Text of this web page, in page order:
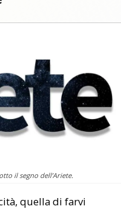
il segno dell’Ariete.
quella di farvi